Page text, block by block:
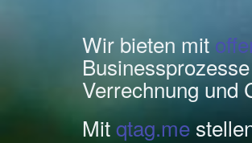
Wir bieten mit
Verrechnung und
Mitqtag.me